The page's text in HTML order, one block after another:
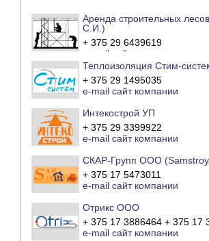
Аренда строительных
С.И.)
+ 375 29 6439619
e-mail
сайт компании
Теплоизоляция Стим-
+ 375 29 1495035
e-mail сайт компании
Интекострой УП
+ 375 29 3399922
e-mail сайт компании
СКАР-Групп ООО
+ 375 17 5473011
e-mail сайт компании
Отрикс ООО
+ 375 17 3886464 + 375 17
e-mail сайт компании